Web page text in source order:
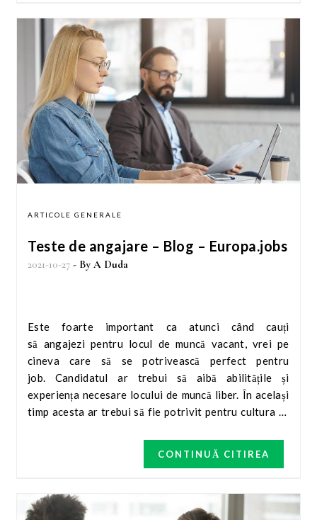
interviurile? Mi multe detalii, în articolul următor.
ARTICOLE GENERALE
Teste de angajare – Blog – Europa.jobs
2021-10-27 - By A Duda
Este foarte important ca atunci când cauți
să angajezi pentru locul de muncă vacant, vrei pe
cineva care să se potrivească perfect pentru
job. Candidatul ar trebui să aibă abilitățile și
experiența necesare locului de muncă liber. În același
timp acesta ar trebui să fie potrivit pentru cultura ta
angajare.
CONTINUĂ CITIREA